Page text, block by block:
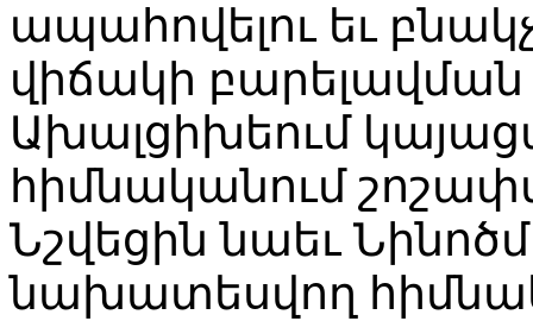
ապահովելու եւ
վիճակի
Ախալցիխեում
հիմնականում
Նշվեցին նաեւ
նախատեսվող